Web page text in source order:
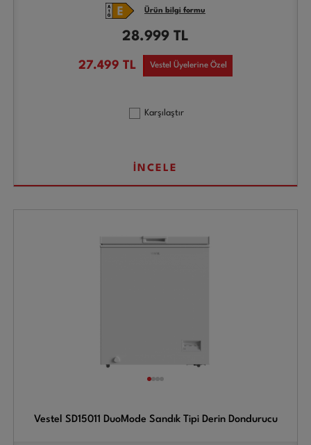
Ürün bilgi formu
28.999 TL
27.499 TL Vestel Üyelerine Özel
Karşılaştır
İNCELE
Vestel SD15011 DuoMode Sandık Tipi Derin Dondurucu